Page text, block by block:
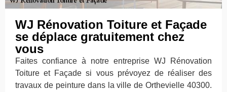
WJ Rénovation Toiture et Façade
se déplace gratuitement chez
vous
Faites confiance à notre entreprise WJ Rénovation
Toiture et Façade si vous prévoyez de réaliser des
travaux de peinture dans la ville de Orthevielle 40300.